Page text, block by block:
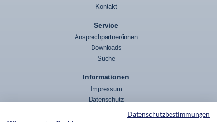
Kontakt
Service
Ansprechpartner/innen
Downloads
Suche
Informationen
Impressum
Datenschutz
Datenschutzbestimmungen